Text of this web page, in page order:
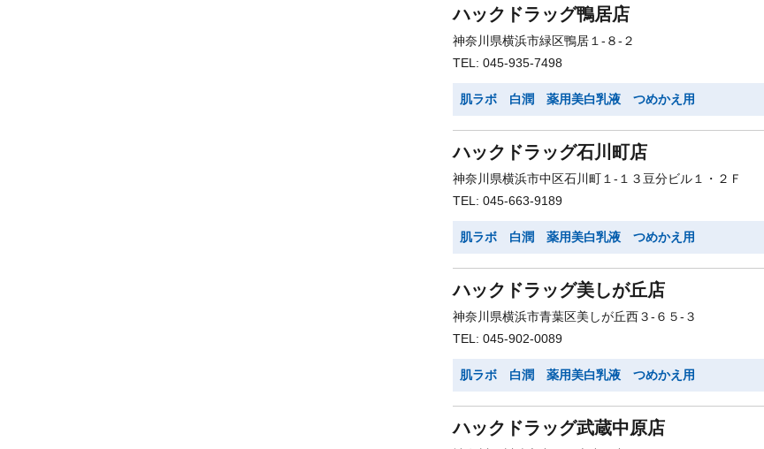
ハックドラッグ鴨居店
神奈川県横浜市緑区鴨居１-８-２
TEL: 045-935-7498
肌ラボ 白潤 薬用美白乳液 つめかえ用
ハックドラッグ石川町店
神奈川県横浜市中区石川町１-１３豆分ビル１・２Ｆ
TEL: 045-663-9189
肌ラボ 白潤 薬用美白乳液 つめかえ用
ハックドラッグ美しが丘店
神奈川県横浜市青葉区美しが丘西３-６５-３
TEL: 045-902-0089
肌ラボ 白潤 薬用美白乳液 つめかえ用
ハックドラッグ武蔵中原店